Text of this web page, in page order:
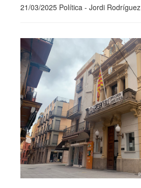
21/03/2025 Política - Jordi Rodríguez